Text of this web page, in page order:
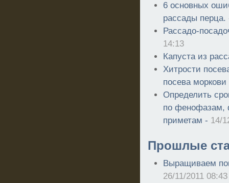
6 основных
рассады
Рассадо-
14:13
Капуста из
Хитрости
посева
Определить
по фенофазам,
приметам - 14/
Прошлые
Выращиваем
26/11/2011 08:43